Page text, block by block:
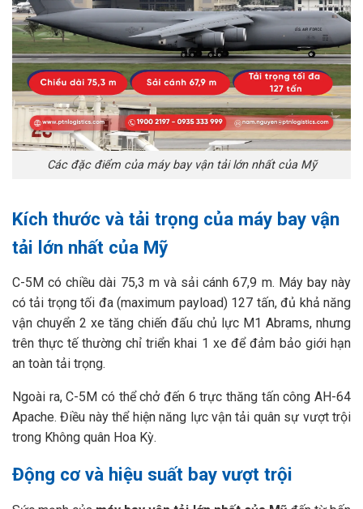
Các đặc điểm của máy bay vận tải lớn nhất của Mỹ
Kích thước và tải trọng của máy bay vận
tải lớn nhất của Mỹ
C-5M có chiều dài 75,3 m và sải cánh 67,9 m. Máy bay này
có tải trọng tối đa (maximum payload) 127 tấn, đủ khả năng
vận chuyển 2 xe tăng chiến đấu chủ lực M1 Abrams, nhưng
trên thực tế thường chỉ triển khai 1 xe để đảm bảo giới hạn
an toàn tải trọng.
Ngoài ra, C-5M có thể chở đến 6 trực thăng tấn công AH-64
Apache. Điều này thể hiện năng lực vận tải quân sự vượt trội
trong Không quân Hoa Kỳ.
Động cơ và hiệu suất bay vượt trội